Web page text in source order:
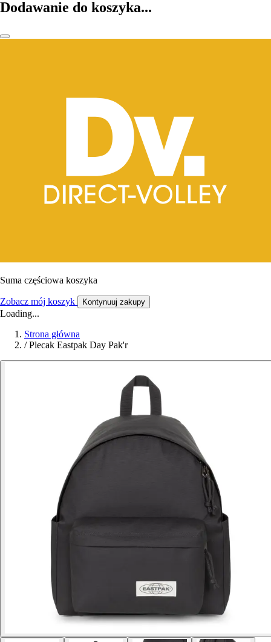
Dodawanie do koszyka...
Suma częściowa koszyka
Zobacz mój koszyk Kontynuuj zakupy
Loading...
Strona główna
/ Plecak Eastpak Day Pak'r